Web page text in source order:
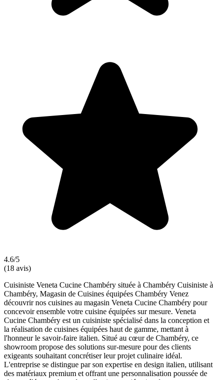
4.6/5
(18 avis)
Cuisiniste Veneta Cucine Chambéry située à Chambéry Cuisiniste à
Chambéry, Magasin de Cuisines équipées Chambéry Venez
découvrir nos cuisines au magasin Veneta Cucine Chambéry pour
concevoir ensemble votre cuisine équipées sur mesure. Veneta
Cucine Chambéry est un cuisiniste spécialisé dans la conception et
la réalisation de cuisines équipées haut de gamme, mettant à
l'honneur le savoir-faire italien. Situé au cœur de Chambéry, ce
showroom propose des solutions sur-mesure pour des clients
exigeants souhaitant concrétiser leur projet culinaire idéal.
L'entreprise se distingue par son expertise en design italien, utilisant
des matériaux premium et offrant une personnalisation poussée de